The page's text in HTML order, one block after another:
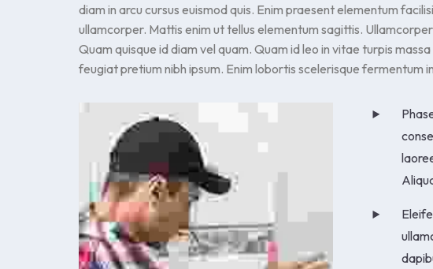
diam in arcu cursus euismod quis. Enim praesent elementum
ullamcorper. Mattis enim ut tellus elementum sagittis.
Quam quisque id diam vel quam. Quam id leo in vitae turpis
feugiat pretium nibh ipsum. Enim lobortis scelerisque fermentum